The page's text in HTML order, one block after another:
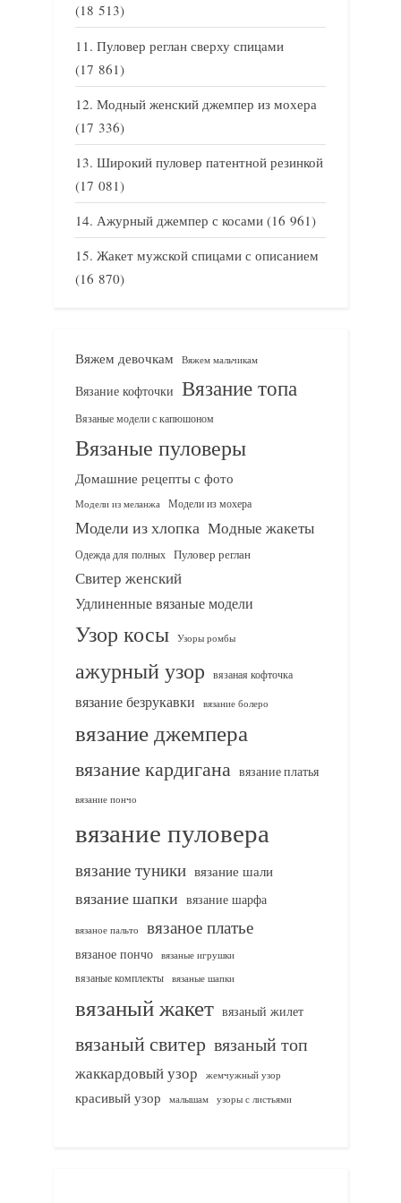
(18 513)
Пуловер реглан сверху спицами
(17 861)
Модный женский джемпер из мохера
(17 336)
Широкий пуловер патентной резинкой
(17 081)
Ажурный джемпер с косами (16 961)
Жакет мужской спицами с описанием
(16 870)
Вяжем девочкам Вяжем мальчикам
Вязание кофточки Вязание топа
Вязаные модели с капюшоном
Вязаные пуловеры
Домашние рецепты с фото
Модели из меланжа Модели из мохера
Модели из хлопка Модные жакеты
Одежда для полных Пуловер реглан
Свитер женский
Удлиненные вязаные модели
Узор косы Узоры ромбы
ажурный узор вязаная кофточка
вязание безрукавки вязание болеро
вязание джемпера
вязание кардигана вязание платья
вязание пончо
вязание пуловера
вязание туники вязание шали
вязание шапки вязание шарфа
вязаное пальто вязаное платье
вязаное пончо вязаные игрушки
вязаные комплекты
вязаные шапки
вязаный жакет вязаный жилет
вязаный свитер вязаный топ
жаккардовый узор жемчужный узор
красивый узор малышам узоры с листьями